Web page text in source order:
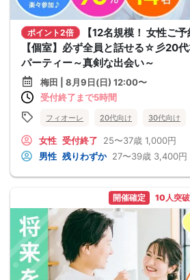
ポイント2倍
【12名規模！ 女性ご予
【個室】必ず全員と話せる☆彡20
パーティー～真剣な出会い～
梅田 | 8月9日(日) 12:00〜
受付終了まで5時間
フィオーレ 20代向け 30代向け
女性 受付終了 25〜37歳 1,000円
男性 残りわずか 27〜39歳 3,400円
開催確定 10人突破